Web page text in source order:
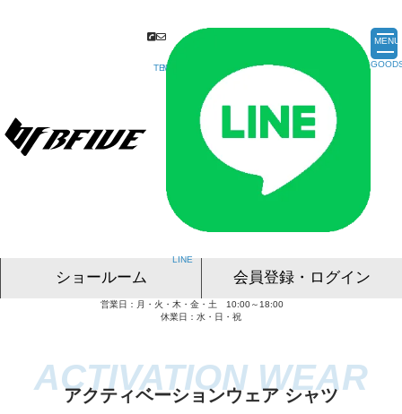
MENU
ショールーム
東京ショールーム
名古屋ショールーム
大阪ショールーム
福岡ショールーム
会員登録・ログイン
営業日：月・火・木・金・土 10:00～18:00
休業日：水・日・祝
アクティベーションウェア シャツ